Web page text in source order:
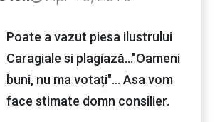
Poate a vazut piesa ilustrului
Caragiale si plagiază..."Oameni
buni, nu ma votați"... Asa vom
face stimate domn consilier.